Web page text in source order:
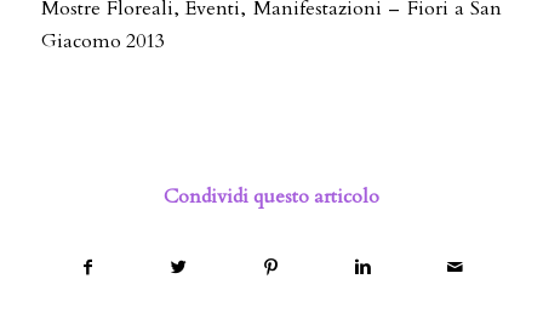
Mostre Floreali, Eventi, Manifestazioni – Fiori a San
Giacomo 2013
Condividi questo articolo